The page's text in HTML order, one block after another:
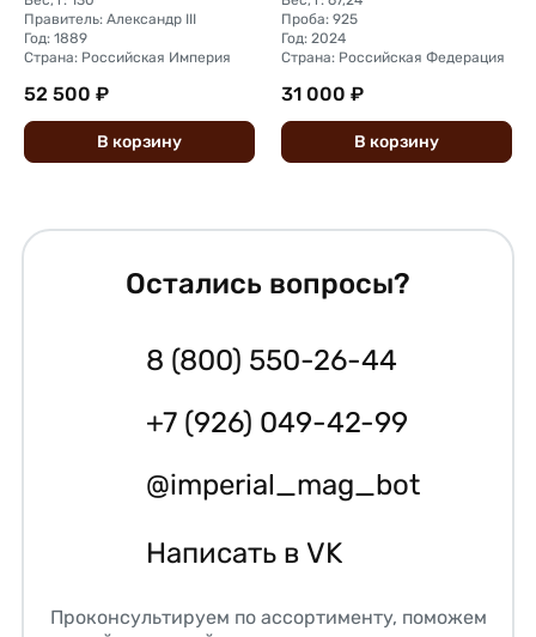
Правитель: Александр III
Год: 1889
Страна: Российская Империя
52 500 ₽
В корзину
Проба: 925
Год: 2024
Страна: Российская Федерация
31 000 ₽
В корзину
Остались вопросы?
8 (800) 550-26-44
+7 (926) 049-42-99
@imperial_mag_bot
Написать в VK
Проконсультируем по ассортименту, поможем